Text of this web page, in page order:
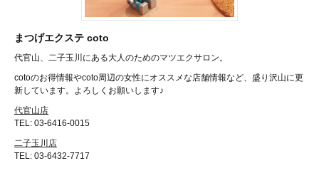
まつげエクステ coto
代官山、二子玉川にある大人のためのマツエクサロン。
cotoのお得情報やcoto周辺の女性にオススメな店舗情報など、盛り沢山に更
新しています。よろしくお願いします♪
代官山店
TEL: 03-6416-0015
二子玉川店
TEL: 03-6432-7717